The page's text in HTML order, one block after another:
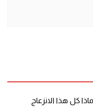
كل هذا الانزعاج